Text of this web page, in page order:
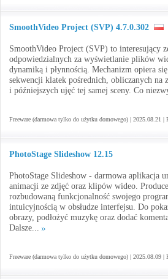
SmoothVideo Project (SVP) 4.7.0.302
SmoothVideo Project (SVP) to interesujący
odpowiedzialnych za wyświetlanie plików
dynamiką i płynnością. Mechanizm opiera
sekwencji klatek pośrednich, obliczanych na
i późniejszych ujęć tej samej sceny. Co
Freeware (darmowa tylko do użytku domowego) | 2025.08.21 |
PhotoStage Slideshow 12.15
PhotoStage Slideshow - darmowa aplikacja
animacji ze zdjęć oraz klipów wideo.
rozbudowaną funkcjonalność swojego
intuicyjnością w obsłudze interfejsu. Do
obrazy, podłożyć muzykę oraz dodać
Dalsze...
Freeware (darmowa tylko do użytku domowego) | 2025.08.09 |